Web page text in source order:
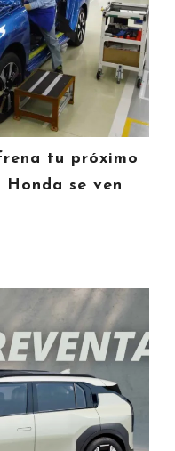
tu próximo
se ven